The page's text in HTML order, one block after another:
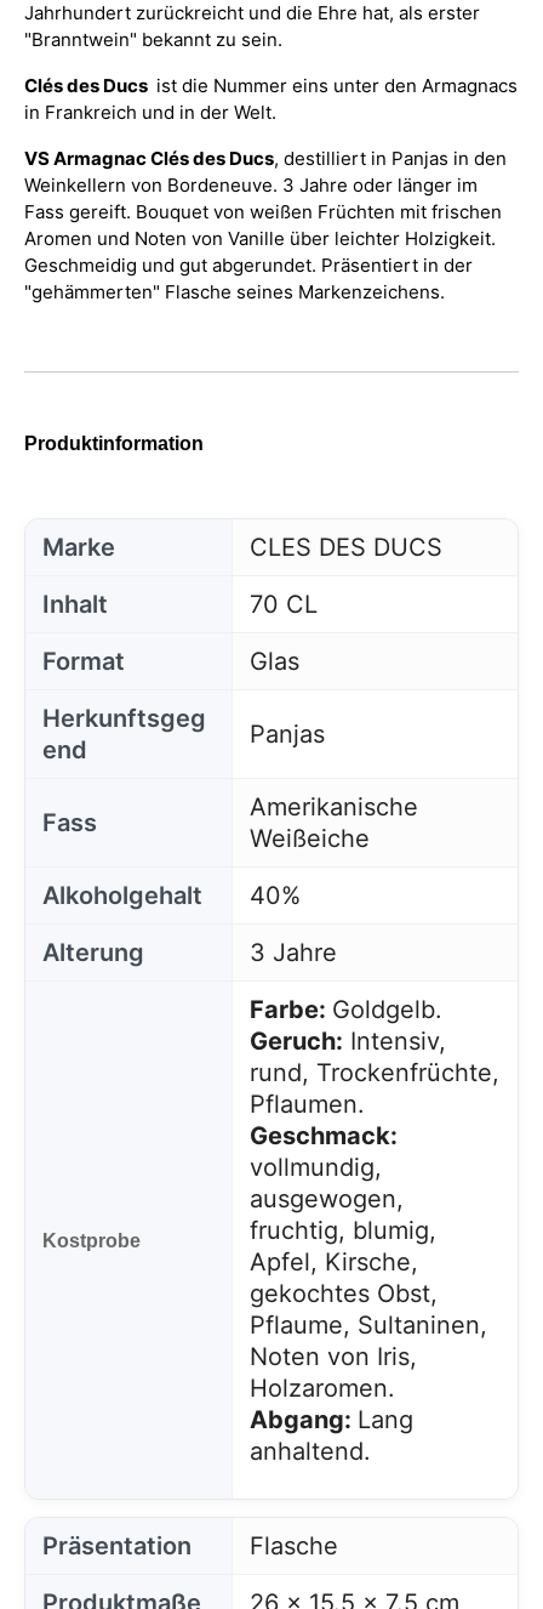
Jahrhundert zurückreicht und die Ehre hat, als erster
"Branntwein" bekannt zu sein.
Clés des Ducs ist die Nummer eins unter den Armagnacs
in Frankreich und in der Welt.
VS Armagnac Clés des Ducs, destilliert in Panjas in den
Weinkellern von Bordeneuve. 3 Jahre oder länger im
Fass gereift. Bouquet von weißen Früchten mit frischen
Aromen und Noten von Vanille über leichter Holzigkeit.
Geschmeidig und gut abgerundet. Präsentiert in der
"gehämmerten" Flasche seines Markenzeichens.
Produktinformation
Marke
CLES DES DUCS
Inhalt
70 CL
Format
Glas
Herkunftsgeg
end
Panjas
Fass
Amerikanische
Weißeiche
Alkoholgehalt
40%
Alterung
3 Jahre
Kostprobe
Farbe: Goldgelb.
Geruch: Intensiv,
rund, Trockenfrüchte,
Pflaumen.
Geschmack:
vollmundig,
ausgewogen,
fruchtig, blumig,
Apfel, Kirsche,
gekochtes Obst,
Pflaume, Sultaninen,
Noten von Iris,
Holzaromen.
Abgang: Lang
anhaltend.
Präsentation
Flasche
Produktmaße
26 x 15.5 x 7.5 cm